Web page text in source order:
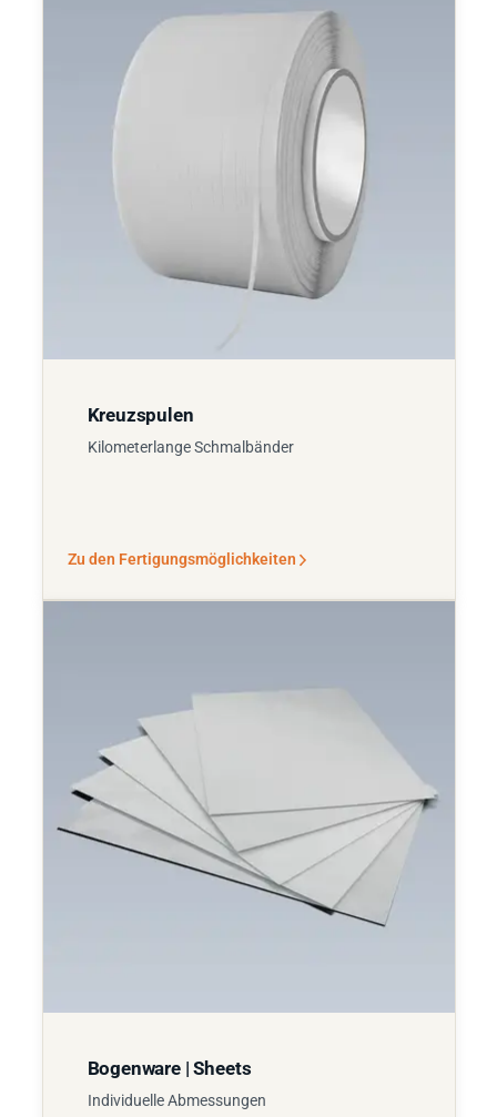
Kreuzspulen
Kilometerlange Schmalbänder
Zu den Fertigungsmöglichkeiten
Bogenware | Sheets
Individuelle Abmessungen